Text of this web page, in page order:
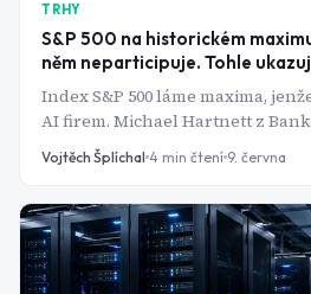
TRHY
S&P 500 na historickém
něm neparticipuje. Tohle
Index S&P 500 láme maxima,
AI firem. Michael Hartnett z
vzorec, který naposledy
bubliny.
Vojtěch Šplíchal 4 min čtení 9. června